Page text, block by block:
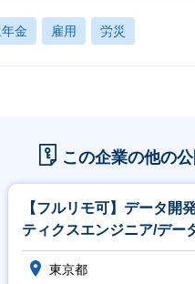
リアアップ
クトマネージャー）
数の洗い出しや、
た課題の抽出などを行う、改善設計
を限定した雇用期間の定めのない
用となります。
目以降の登用可能で実績多数有り。
でポジション数も増加しており、
金 雇用 労災
この企業の他の
【フルリモ可】データ開
ティクスエンジニア/デー
ト（SQL／BIツール）
東京都